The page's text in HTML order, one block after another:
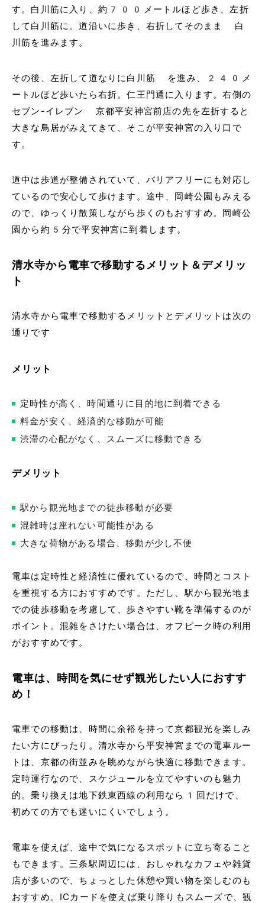
す。白川筋に入り、約700メートルほど歩き、左折
して白川筋に。道沿いに歩き、右折してそのまま 白
川筋を進みます。
その後、左折して道なりに白川筋 を進み、240メ
ートルほど歩いたら右折。仁王門通に入ります。右側の
セブン-イレブン 京都平安神宮前店の先を左折すると
大きな鳥居がみえてきて、そこが平安神宮の入り口で
す。
道中は歩道が整備されていて、バリアフリーにも対応し
ているので安心して歩けます。途中、岡崎公園もみえる
ので、ゆっくり散策しながら歩くのもおすすめ。岡崎公
園から約5分で平安神宮に到着します。
清水寺から電車で移動するメリット＆デメリッ
ト
清水寺から電車で移動するメリットとデメリットは次の
通りです
メリット
定時性が高く、時間通りに目的地に到着できる
料金が安く、経済的な移動が可能
渋滞の心配がなく、スムーズに移動できる
デメリット
駅から観光地までの徒歩移動が必要
混雑時は座れない可能性がある
大きな荷物がある場合、移動が少し不便
電車は定時性と経済性に優れているので、時間とコスト
を重視する方におすすめです。ただし、駅から観光地ま
での徒歩移動を考慮して、歩きやすい靴を準備するのが
ポイント。混雑をさけたい場合は、オフピーク時の利用
がおすすめです。
電車は、時間を気にせず観光したい人におすす
め！
電車での移動は、時間に余裕を持って京都観光を楽しみ
たい方にぴったり。清水寺から平安神宮までの電車ルー
トは、京都の街並みを眺めながら快適に移動できます。
定時運行なので、スケジュールを立てやすいのも魅力
的。乗り換えは地下鉄東西線の利用なら1回だけで、
初めての方でも迷いにくいでしょう。
電車を使えば、途中で気になるスポットに立ち寄ること
もできます。三条駅周辺には、おしゃれなカフェや雑貨
店が多いので、ちょっとした休憩や買い物を楽しむのも
おすすめ。ICカードを使えば乗り降りもスムーズで、観